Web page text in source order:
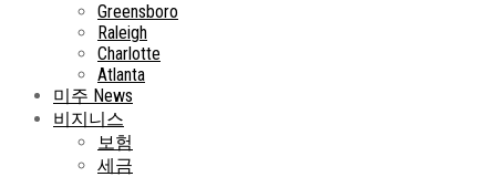
Greensboro
Raleigh
Charlotte
Atlanta
미주 News
비지니스
보험
세금